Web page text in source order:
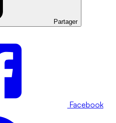
Partager
Facebook